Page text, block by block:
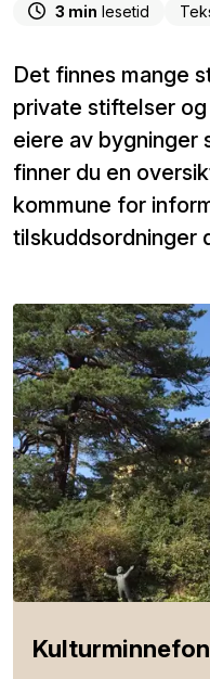
3 min lesetid
Det finnes mange
private stiftelser
eiere av bygninger
finner du en
kommune for
tilskuddsordninger